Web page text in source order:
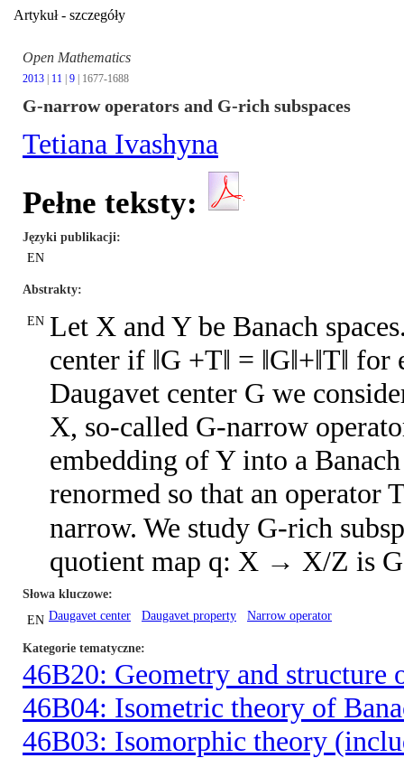
Artykuł - szczegóły
Open Mathematics
2013 11 9 | 1677-1688
G-narrow operators and G-rich subspaces
Tetiana Ivashyna
Pełne teksty:
Języki publikacji
EN
Abstrakty
EN Let X and Y be Banach
center if ‖G +T‖ = ‖G‖+‖T‖
Daugavet center G we
X, so-called G-narrow
embedding of Y into a
renormed so that an
narrow. We study G-rich
quotient map q: X → X/Z is
Słowa kluczowe
EN Daugavet center Daugavet property Narrow operator
Kategorie tematyczne
46B20: Geometry and structure
46B04: Isometric theory of
46B03: Isomorphic theory